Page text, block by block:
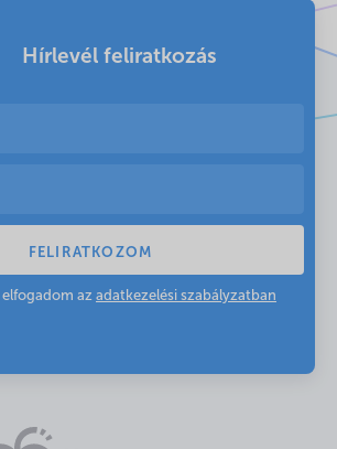
Hírlevél feliratkozás
elfogadom az adatkezelési szabályzatban